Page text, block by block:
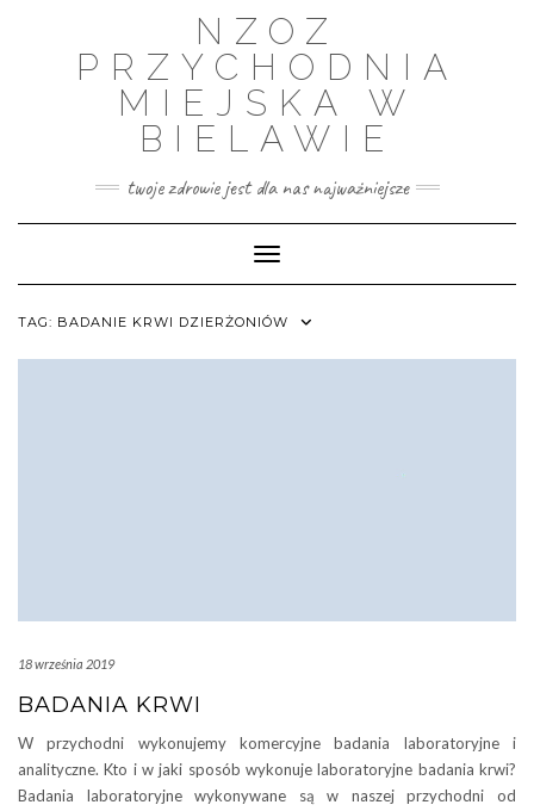
NZOZ
PRZYCHODNIA
MIEJSKA W
BIELAWIE
twoje zdrowie jest dla nas najważniejsze
Toggle Navigation
TAG: BADANIE KRWI DZIERŻONIÓW
18 września 2019
BADANIA KRWI
W przychodni wykonujemy komercyjne badania laboratoryjne i
analityczne. Kto i w jaki sposób wykonuje laboratoryjne badania krwi?
Badania laboratoryjne wykonywane są w naszej przychodni od